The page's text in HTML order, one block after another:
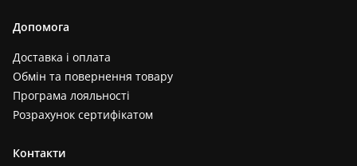
Допомога
Доставка і оплата
Обмін та повернення товару
Програма лояльності
Розрахунок сертифікатом
Контакти